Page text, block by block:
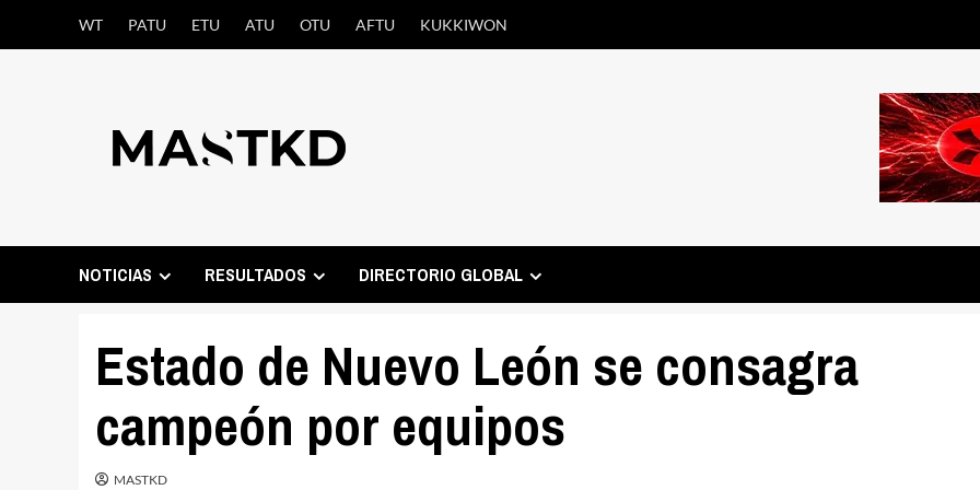
WT PATU ETU ATU OTU AFTU KUKKIWON
NOTICIAS RESULTADOS DIRECTORIO GLOBAL
Estado de Nuevo León se consagra
campeón por equipos
MASTKD